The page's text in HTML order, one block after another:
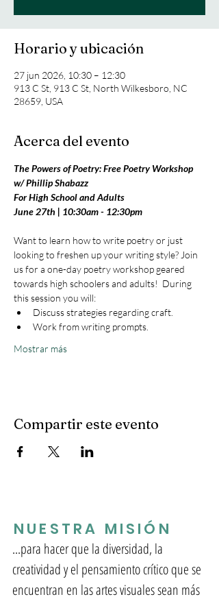
Horario y ubicación
27 jun 2026, 10:30 – 12:30
913 C St, 913 C St, North Wilkesboro, NC
28659, USA
Acerca del evento
The Powers of Poetry: Free Poetry Workshop
w/ Phillip Shabazz
For High School and Adults
June 27th | 10:30am - 12:30pm
Want to learn how to write poetry or just
looking to freshen up your writing style? Join
us for a one-day poetry workshop geared
towards high schoolers and adults!  During
this session you will:
Discuss strategies regarding craft.
Work from writing prompts.
Mostrar más
Compartir este evento
NUESTRA MISIÓN
...para hacer que la diversidad, la
creatividad y el pensamiento crítico que se
encuentran en las artes visuales sean más